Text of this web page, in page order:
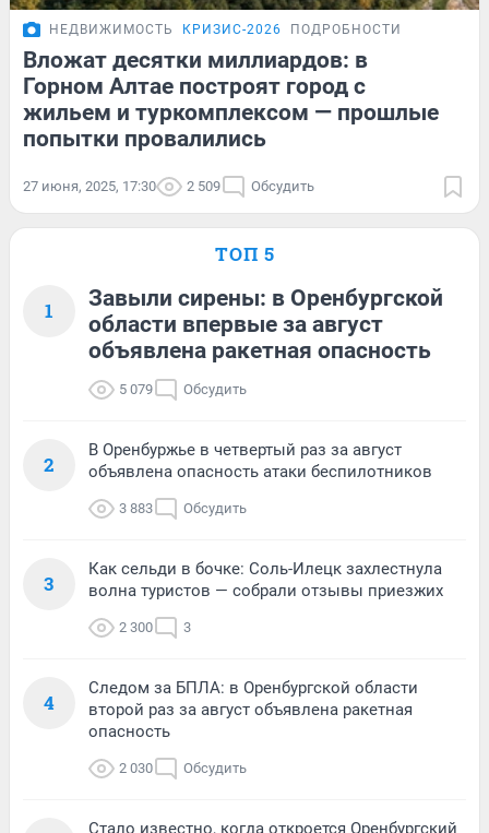
НЕДВИЖИМОСТЬ КРИЗИС-2026 ПОДРОБНОСТИ
Вложат десятки миллиардов: в
Горном Алтае построят город с
жильем и туркомплексом — прошлые
попытки провалились
27 июня, 2025, 17:30 2 509 Обсудить
ТОП 5
1
Завыли сирены: в Оренбургской
области впервые за август
объявлена ракетная опасность
5 079 Обсудить
2
В Оренбуржье в четвертый раз за август
объявлена опасность атаки беспилотников
3 883 Обсудить
3
Как сельди в бочке: Соль-Илецк захлестнула
волна туристов — собрали отзывы приезжих
2 300 3
4
Следом за БПЛА: в Оренбургской области
второй раз за август объявлена ракетная
опасность
2 030 Обсудить
Стало известно, когда откроется Оренбургский